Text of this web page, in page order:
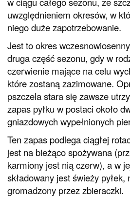
uwzględnieniem okresów, w
niego duże zapotrzebowanie.
Jest to okres
druga część sezonu, gdy w
czerwienie mające na celu
które zostaną zazimowane.
pszczela stara się zawsze
zapas pyłku w postaci około
gniazdowych wypełnionych
Ten zapas podlega ciągłej
jest na bieżąco spożywana
karmiony jest nią czerw), a w
składowany jest świeży pyłek,
gromadzony przez zbieraczki.